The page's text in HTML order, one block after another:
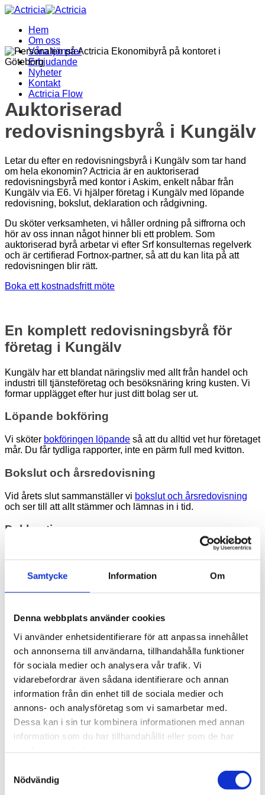
Samtycke Information Om
Denna webbplats använder cookies
Vi använder enhetsidentifierare för att anpassa innehållet
och annonserna till användarna, tillhandahålla funktioner
för sociala medier och analysera vår trafik. Vi
vidarebefordrar även sådana identifierare och annan
information från din enhet till de sociala medier och
annons- och analysföretag som vi samarbetar med.
Dessa kan i sin tur kombinera informationen med annan
information som du har tillhandahållit eller som de har
Nödvändig
Skip
contentHem
Om oss
Våra tjänster
Erbjudande
Nyheter
Kontakt
Actricia Flow
Auktoriserad
redovisningsbyrå i Kungälv
Letar du efter en redovisningsbyrå i Kungälv som tar hand
om hela ekonomin? Actricia är en auktoriserad
redovisningsbyrå med kontor i Askim, enkelt nåbar från
Kungälv via E6. Vi hjälper företag i Kungälv med löpande
redovisning, bokslut, deklaration och rådgivning.
Du sköter verksamheten, vi håller ordning på siffrorna och
hör av oss innan något hinner bli ett problem. Som
auktoriserad byrå arbetar vi efter Srf konsulternas regelverk
och är certifierad Fortnox-partner, så att du kan lita på att
redovisningen blir rätt.
Boka ett kostnadsfritt möte
En komplett redovisningsbyrå för
företag i Kungälv
Kungälv har ett blandat näringsliv med allt från handel och
industri till tjänsteföretag och besöksnäring kring kusten. Vi
formar upplägget efter hur just ditt bolag ser ut.
Löpande bokföring
Vi sköter bokföringen löpande så att du alltid vet hur företaget
mår. Du får tydliga rapporter, inte en pärm full med kvitton.
Bokslut och årsredovisning
Vid årets slut sammanställer vi bokslut och årsredovisning
och ser till att allt stämmer och lämnas in i tid.
Deklaration
Inkomstdeklaration för både bolaget och dig som ägare, med
koll på datum och avdrag så att du inte betalar mer skatt än
nödvändigt.
Lön och rådgivning
Behöver du hjälp med löner eller ett bollplank inför ett beslut
Varför välja en auktoriserad
redovisningsbyrå?
Auktoriserade konsulter
Vi fångar fel i tid